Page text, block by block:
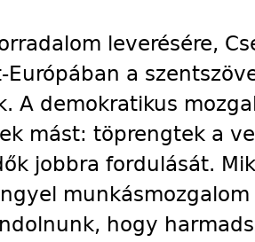
leverésére,
Európában a
A demokratikus
mást: töprengtek a
jobbra fordulását.
hogy